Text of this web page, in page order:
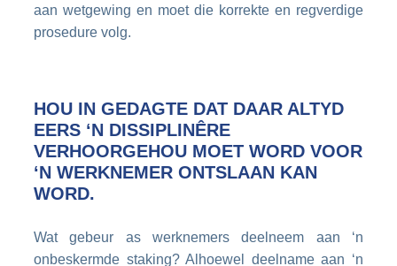
aan wetgewing en moet die korrekte en regverdige
prosedure volg.
HOU IN GEDAGTE DAT DAAR ALTYD
EERS ‘N DISSIPLINÊRE
VERHOORGEHOU MOET WORD VOOR
‘N WERKNEMER ONTSLAAN KAN
WORD.
Wat gebeur as werknemers deelneem aan ‘n
onbeskermde staking? Alhoewel deelname aan ‘n